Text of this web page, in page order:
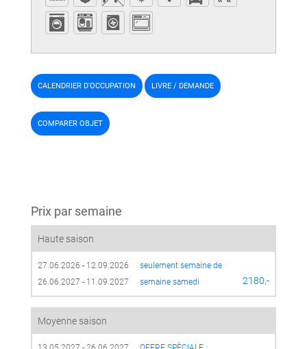
CALENDRIER D'OCCUPATION LIVRE / DEMANDE
COMPARER OBJET
Prix par semaine
Haute saison
27.06.2026 - 12.09.2026
26.06.2027 - 11.09.2027
seulement semaine de
semaine samedi
2180,-
Moyenne saison